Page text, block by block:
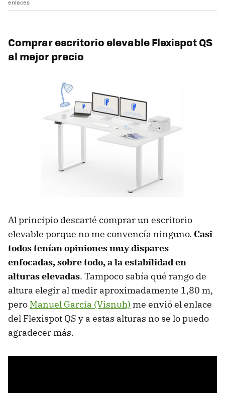
enlaces
Comprar escritorio elevable Flexispot QS
al mejor precio
Al principio descarté comprar un escritorio
elevable porque no me convencía ninguno. Casi
todos tenían opiniones muy dispares
enfocadas, sobre todo, a la estabilidad en
alturas elevadas. Tampoco sabía qué rango de
altura elegir al medir aproximadamente 1,80 m,
pero Manuel García (Visnuh) me envió el enlace
del Flexispot QS y a estas alturas no se lo puedo
agradecer más.